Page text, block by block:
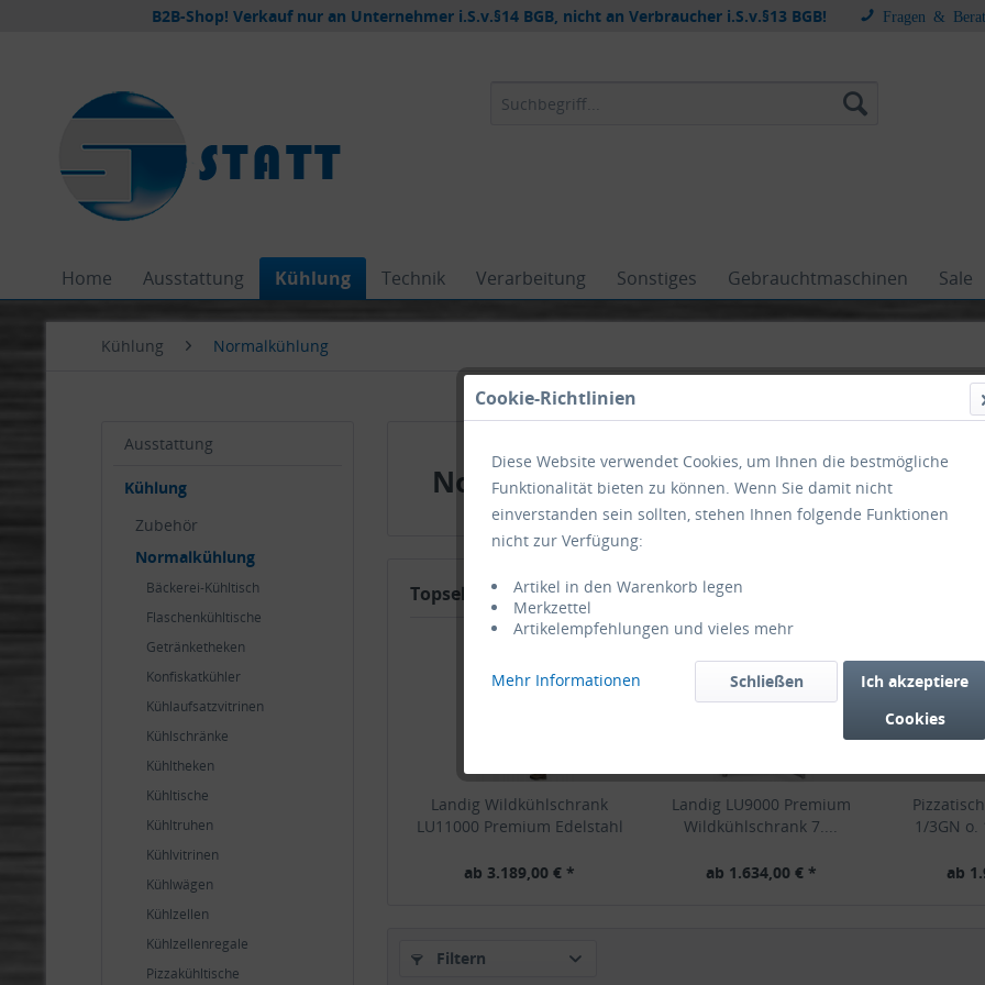
B2B-Shop! Verkauf nur an Unternehmer i.S.v.§14 BGB, nicht an Verbraucher i.S.v.§13 BGB! Fragen &
Home Ausstattung Kühlung Technik Verarbeitung Sonstiges Gebrauchtmaschinen Sale
Kühlung Normalkühlung
Ausstattung
Kühlung
Zubehör
Normalkühlung
Bäckerei-Kühltisch
Flaschenkühltische
Getränketheken
Konfiskatkühler
Kühlaufsatzvitrinen
Kühlschränke
Kühltheken
Kühltische
Kühltruhen
Kühlvitrinen
Kühlwägen
Kühlzellen
Kühlzellenregale
Pizzakühltische
Normalkühlung
Topseller
Landig Wildkühlschrank
LU11000 Premium Edelstahl
ab 3.189,00 € *
Landig LU9000 Premium
Wildkühlschrank 7....
ab 1.634,00 € *
1/3GN o.
ab
Filtern
Cookie-Richtlinien
Diese Website verwendet Cookies, um Ihnen die bestmögliche
Funktionalität bieten zu können. Wenn Sie damit nicht
einverstanden sein sollten, stehen Ihnen folgende Funktionen
nicht zur Verfügung:
Artikel in den Warenkorb legen
Merkzettel
Artikelempfehlungen und vieles mehr
Mehr Informationen
Ich akzeptiere
Cookies
Schließen